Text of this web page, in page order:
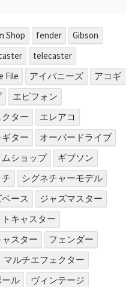
Shop fender
Gibson
telecaster
File
アイバニーズ
アコギ
エピフォン
ター
エレアコ
ター
オーバードライブ
ムショップ
ギブソン
シグネチャーモデル
ース
ジャズマスター
キャスター
スター
フェンダー
マルチエフェクター
ール
ヴィンテージ